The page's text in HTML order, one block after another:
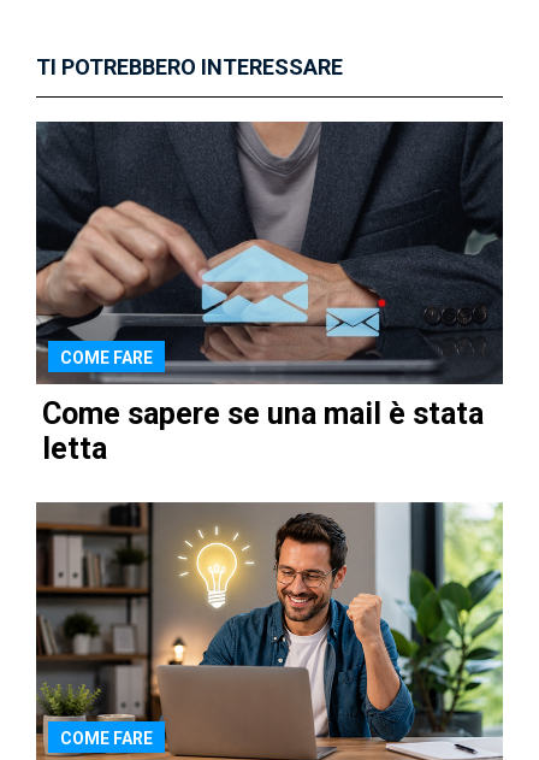
TI POTREBBERO INTERESSARE
COME FARE
Come sapere se una mail è stata
letta
COME FARE